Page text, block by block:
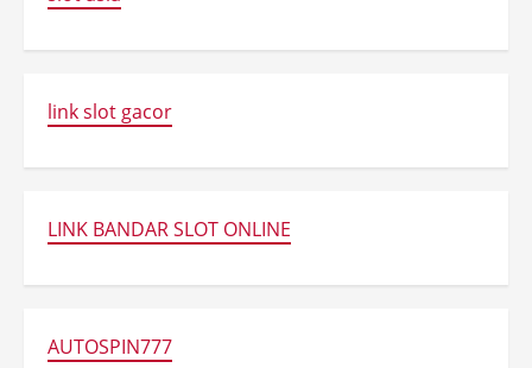
link slot gacor
LINK BANDAR SLOT ONLINE
AUTOSPIN777